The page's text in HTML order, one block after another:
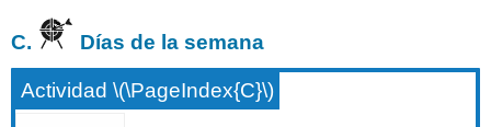
C. Días de la semana
Actividad \(\PageIndex{C}\)